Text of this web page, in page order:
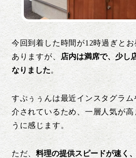
今回到着した時間が12時過ぎと
ありますが、店内は満席で、少し
なりました。
すぷぅぅんは最近インスタグラム
介されているため、一層人気が高
うに感じます。
ただ、料理の提供スピードが速く